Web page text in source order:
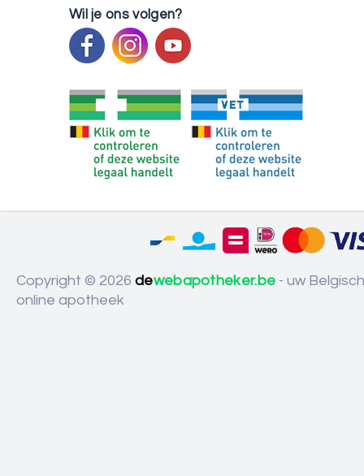
Wil je ons volgen?
Copyright © 2026 dewebapotheker.be - uw
online apotheek